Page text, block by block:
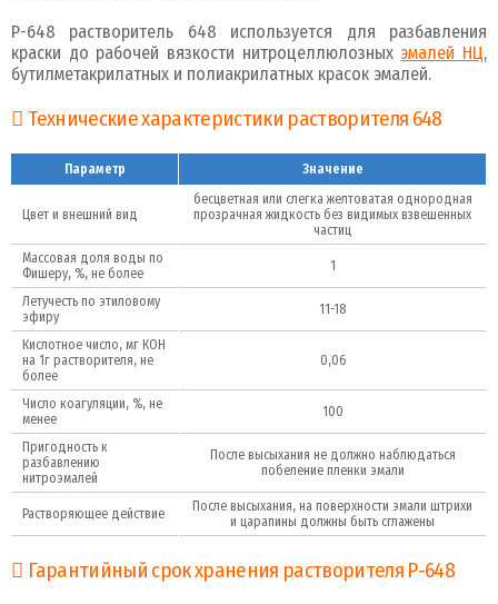
Р-648 растворитель 648 используется для разбавления
краски до рабочей вязкости нитроцеллюлозных эмалей НЦ,
бутилметакрилатных и полиакрилатных красок эмалей.
Технические характеристики растворителя 648
Параметр Значение
Цвет и внешний вид
бесцветная или слегка желтоватая однородная
прозрачная жидкость без видимых взвешенных
частиц
Массовая доля воды по
Фишеру, %, не более
1
Летучесть по этиловому
эфиру
11-18
Кислотное число, мг КОН
на 1г растворителя, не
более
0,06
Число коагуляции, %, не
менее
100
Пригодность к
разбавлению
нитроэмалей
После высыхания не должно наблюдаться
побеление пленки эмали
Растворяющее действие
После высыхания, на поверхности эмали штрихи
и царапины должны быть сглажены
Гарантийный срок хранения растворителя Р-648